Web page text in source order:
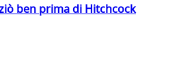
ben prima di Hitchcock